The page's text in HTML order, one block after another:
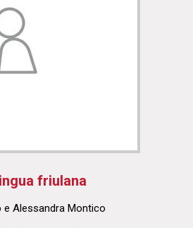
friulana
e Alessandra Montico